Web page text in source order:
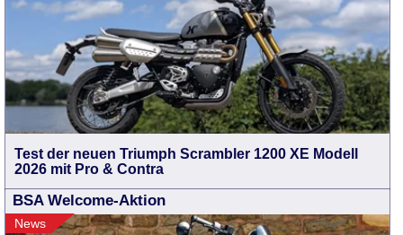
Test der neuen Triumph Scrambler 1200 XE Modell
2026 mit Pro & Contra
BSA Welcome-Aktion
News